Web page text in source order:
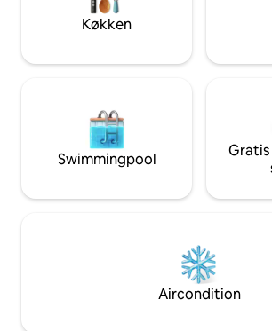
gør det til et ideelt valg for
forretningsrejsende og solorejsende,
effektivitet.
Køkken
Swimmingpool
Gratis
Aircondition